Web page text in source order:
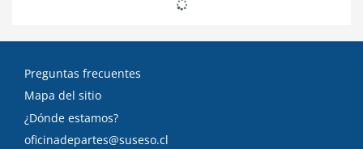
Preguntas frecuentes
Mapa del sitio
¿Dónde estamos?
oficinadepartes@suseso.cl